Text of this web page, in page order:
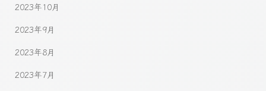
2023年10月
2023年9月
2023年8月
2023年7月